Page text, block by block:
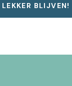
BLIJVEN!